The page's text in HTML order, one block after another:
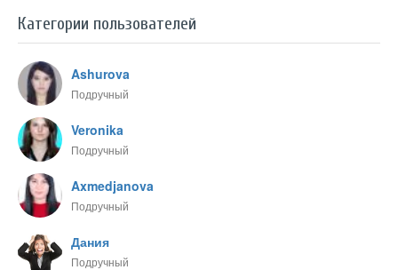
Категории пользователей
Ashurova
Подручный
Veronika
Подручный
Axmedjanova
Подручный
Дания
Подручный